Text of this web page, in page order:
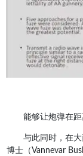
能够让炮弹在
与此同时，在
博士（Vannevar